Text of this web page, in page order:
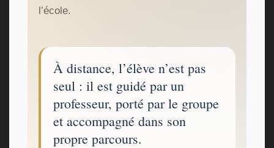
l’école.
À distance, l’élève n’est pas
seul : il est guidé par un
professeur, porté par le groupe
et accompagné dans son
propre parcours.